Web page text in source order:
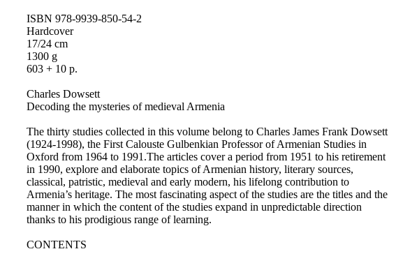
ISBN 978-9939-850-54-2
Hardcover
17/24 cm
1300 g
603 + 10 p.
Charles Dowsett
Decoding the mysteries of medieval Armenia
The thirty studies collected in this volume belong to Charles James Frank Dowsett
(1924-1998), the First Calouste Gulbenkian Professor of Armenian Studies in
Oxford from 1964 to 1991.The articles cover a period from 1951 to his retirement
in 1990, explore and elaborate topics of Armenian history, literary sources,
classical, patristic, medieval and early modern, his lifelong contribution to
Armenia’s heritage. The most fascinating aspect of the studies are the titles and the
manner in which the content of the studies expand in unpredictable direction
thanks to his prodigious range of learning.
CONTENTS